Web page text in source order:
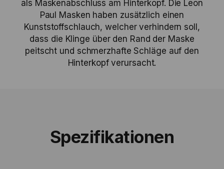
als Maskenabschluss am Hinterkopf. Die Leon
Paul Masken haben zusätzlich einen
Kunststoffschlauch, welcher verhindern soll,
dass die Klinge über den Rand der Maske
peitscht und schmerzhafte Schläge auf den
Hinterkopf verursacht.
Spezifikationen